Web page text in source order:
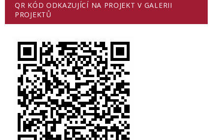
QR KÓD ODKAZUJÍCÍ NA PROJEKT V GALERII
PROJEKTŮ